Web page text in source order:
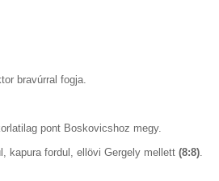
bravúrral fogja.
pont Boskovicshoz megy.
kapura fordul, ellövi Gergely mellett (8:8).